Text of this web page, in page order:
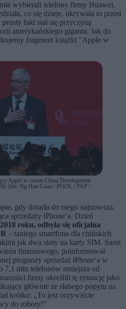
wybierali telefony firmy Huawei.
co się dzieje, ukrywała to przed
fakt stał się przyczyną
amerykańskiego giganta. Jak do
fragment książki "Apple w
Apple w czasie China Development
(fot. Ng Han Guan / POOL / PAP /
gdy dotarła do niego najnowsza,
sprzedaży iPhone’a. Dzień
roku, odbyła się oficjalna
– taniego smartfona dla chińskich
jak dwa sloty na karty SIM. Saori
finansowego, poinformował
prognozy sprzedaż iPhone’a w
7,1 mln telefonów mniejsza od
firmy określili tę sytuację jako
głównie ze słabego popytu na
krótko: „To jest oczywiście
do roboty!”